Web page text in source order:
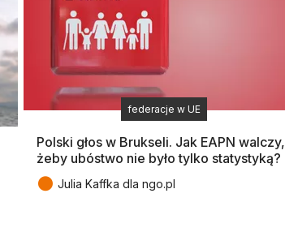
federacje w UE
Polski głos w Brukseli. Jak EAPN walczy,
żeby ubóstwo nie było tylko statystyką?
● Julia Kaffka dla ngo.pl